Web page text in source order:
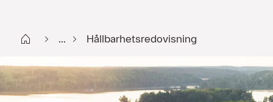
Start ... Hållbarhetsredovisning